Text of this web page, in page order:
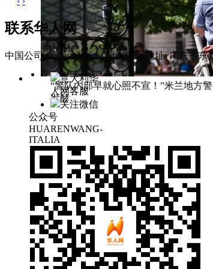
“警队内部早就心照不宣！”米兰地方
发酵
联系华人网
中国公司 Companies of China 联系地址: 广东省东
意大利华
人网客服
关注微信
公众号
HUARENWANG-
ITALIA